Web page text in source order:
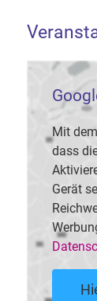
Mit
dass
Gerät